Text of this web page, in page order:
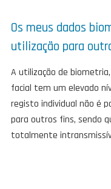
Os meus dados
utilização para
A utilização de
facial tem um elevado
registo individual não é
para outros fins, sendo
totalmente